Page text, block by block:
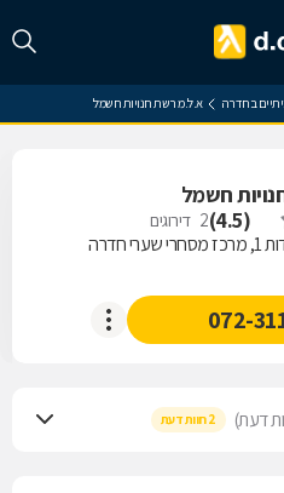
בחדרה א.ל.מ רשת חנויות חשמל
חשמל
(
4.5
)
2 דירוגים
חדרה
072-
2 חוות דעת